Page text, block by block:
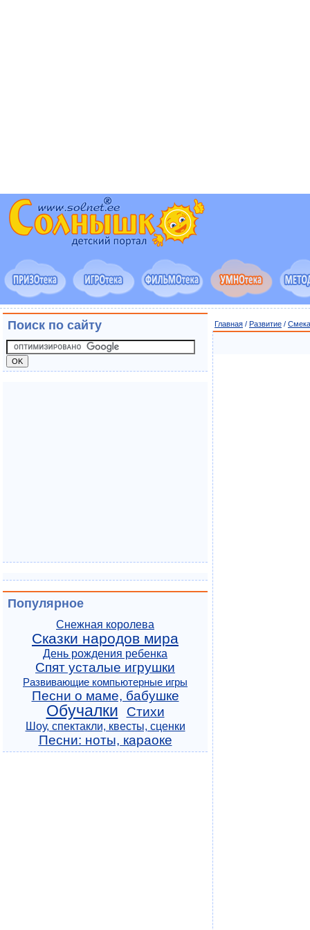
Главная / Развитие /
Поиск по сайту
Популярное
Снежная королева
Сказки народов мира
День рождения ребенка
Спят усталые игрушки
Развивающие компьютерные игры
Песни о маме, бабушке
Обучалки Стихи
Шоу, спектакли, квесты, сценки
Песни: ноты, караоке